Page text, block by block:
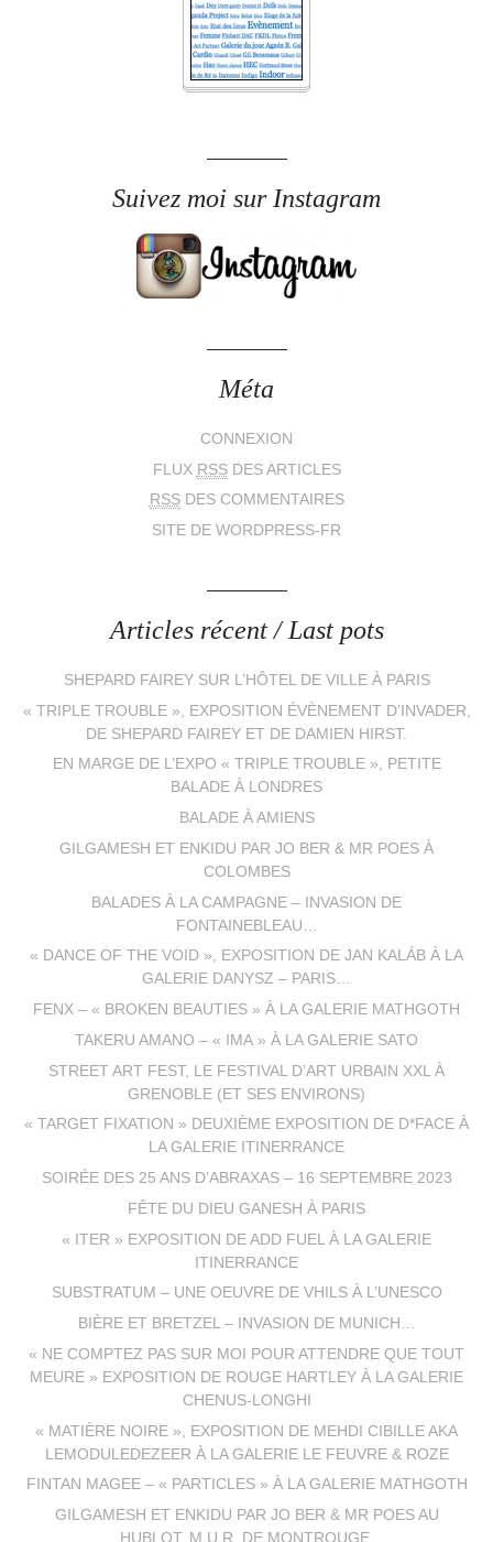
Suivez moi sur Instagram
Méta
CONNEXION
FLUX RSSDES ARTICLES
RSSDES COMMENTAIRES
SITE DE WORDPRESS-FR
Articles récent / Last pots
SHEPARD FAIREY SUR L’HÔTEL DE VILLE À PARIS
« TRIPLE TROUBLE », EXPOSITION ÉVÈNEMENT D’INVADER,
DE SHEPARD FAIREY ET DE DAMIEN HIRST.
EN MARGE DE L’EXPO « TRIPLE TROUBLE », PETITE
BALADE À LONDRES
BALADE À AMIENS
GILGAMESH ET ENKIDU PAR JO BER & MR POES À
COLOMBES
BALADES À LA CAMPAGNE – INVASION DE
FONTAINEBLEAU…
« DANCE OF THE VOID », EXPOSITION DE JAN KALÁB À LA
GALERIE DANYSZ – PARIS…
FENX – « BROKEN BEAUTIES » À LA GALERIE MATHGOTH
TAKERU AMANO – « IMA » À LA GALERIE SATO
STREET ART FEST, LE FESTIVAL D’ART URBAIN XXL À
GRENOBLE (ET SES ENVIRONS)
« TARGET FIXATION » DEUXIÈME EXPOSITION DE D*FACE À
LA GALERIE ITINERRANCE
SOIRÉE DES 25 ANS D’ABRAXAS – 16 SEPTEMBRE 2023
FÊTE DU DIEU GANESH À PARIS
« ITER » EXPOSITION DE ADD FUEL À LA GALERIE
ITINERRANCE
SUBSTRATUM – UNE OEUVRE DE VHILS À L’UNESCO
BIÈRE ET BRETZEL – INVASION DE MUNICH…
« NE COMPTEZ PAS SUR MOI POUR ATTENDRE QUE TOUT
MEURE » EXPOSITION DE ROUGE HARTLEY À LA GALERIE
CHENUS-LONGHI
« MATIÈRE NOIRE », EXPOSITION DE MEHDI CIBILLE AKA
LEMODULEDEZEER À LA GALERIE LE FEUVRE & ROZE
FINTAN MAGEE – « PARTICLES » À LA GALERIE MATHGOTH
GILGAMESH ET ENKIDU PAR JO BER & MR POES AU
HUBLOT, M.U.R. DE MONTROUGE.